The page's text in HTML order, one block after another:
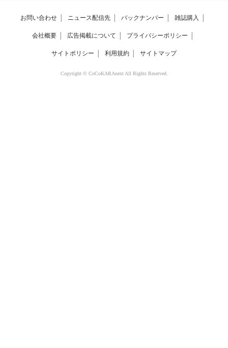
お問い合わせ ニュース配信先 バックナンバー 雑誌購入
会社概要 広告掲載について プライバシーポリシー
サイトポリシー 利用規約 サイトマップ
Copyright © CoCoKARAnext All Rights Reserved.